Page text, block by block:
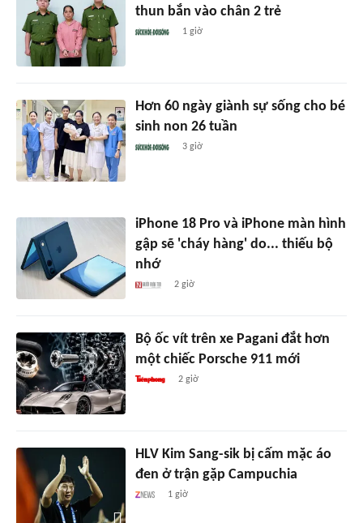
thun bắn vào chân 2 trẻ
1 giờ
Hơn 60 ngày giành sự sống cho bé
sinh non 26 tuần
3 giờ
iPhone 18 Pro và iPhone màn hình
gập sẽ 'cháy hàng' do... thiếu bộ
nhớ
2 giờ
Bộ ốc vít trên xe Pagani đắt hơn
một chiếc Porsche 911 mới
2 giờ
HLV Kim Sang-sik bị cấm mặc áo
đen ở trận gặp Campuchia
1 giờ